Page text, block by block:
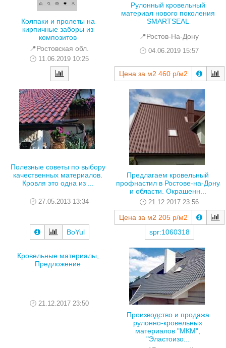
Колпаки и пролеты на
кирпичные заборы из
композитов
📍Ростовская обл.
11.06.2019 10:25
Рулонный кровельный
материал нового поколения
SMARTSEAL
📍Ростов-На-Дону
04.06.2019 15:57
Цена за м2 460 р/м2
Полезные советы по выбору
качественных материалов.
Кровля это одна из ...
27.05.2013 13:34
BoYul
Предлагаем кровельный
профнастил в Ростове-на-Дону
и области. Окрашенн...
21.12.2017 23:56
Цена за м2 205 р/м2
spr:1060318
Кровельные материалы,
Предложение
21.12.2017 23:50
Производство и продажа
рулонно-кровельных
материалов "МКМ",
"Эластоизо...